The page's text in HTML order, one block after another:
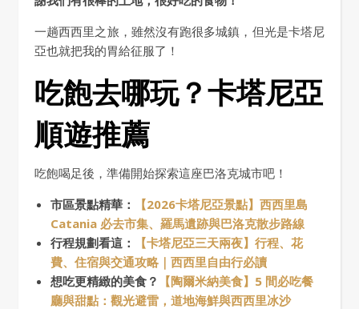
一趟西西里之旅，雖然沒有跑很多城鎮，但光是卡塔尼
亞也就把我的胃給征服了！
吃飽去哪玩？卡塔尼亞
順遊推薦
吃飽喝足後，準備開始探索這座巴洛克城市吧！
市區景點精華：
【2026卡塔尼亞景點】西西里島
Catania 必去市集、羅馬遺跡與巴洛克散步路線
行程規劃看這：
【卡塔尼亞三天兩夜】行程、花
費、住宿與交通攻略｜西西里自由行必讀
想吃更精緻的美食？ 【陶爾米納美食】5 間必吃餐
廳與甜點：觀光避雷，道地海鮮與西西里冰沙